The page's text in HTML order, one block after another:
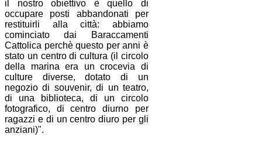
il nostro obiettivo è quello di
occupare posti abbandonati per
restituirli alla città: abbiamo
cominciato dai Baraccamenti
Cattolica perchè questo per anni è
stato un centro di cultura (il circolo
della marina era un crocevia di
culture diverse, dotato di un
negozio di souvenir, di un teatro,
di una biblioteca, di un circolo
fotografico, di centro diurno per
ragazzi e di un centro diuro per gli
anziani)".